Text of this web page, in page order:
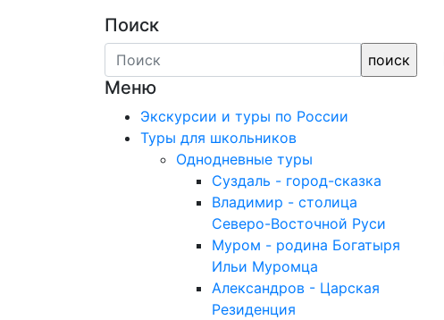
Поиск
Меню
Экскурсии и туры по России
Туры для школьников
Однодневные туры
Суздаль - город-сказка
Владимир - столица
Северо-Восточной Руси
Муром - родина Богатыря
Ильи Муромца
Александров - Царская
Резиденция